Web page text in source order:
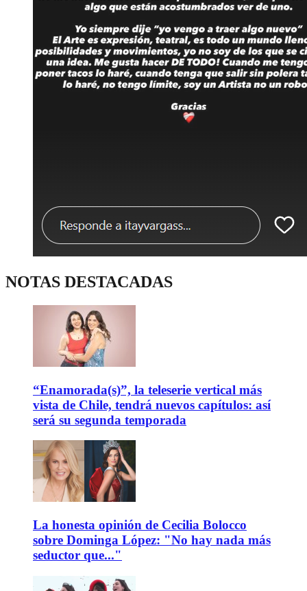
NOTAS DESTACADAS
“Enamorada(s)”, la teleserie vertical más
vista de Chile, tendrá nuevos capítulos: así
será su segunda temporada
La honesta opinión de Cecilia Bolocco
sobre Dominga López: "No hay nada más
seductor que..."